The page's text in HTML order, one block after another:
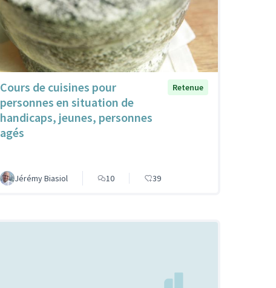
Cours de cuisines pour
personnes en situation de
handicaps, jeunes, personnes
agés
Retenue
Jérémy Biasiol 10 39